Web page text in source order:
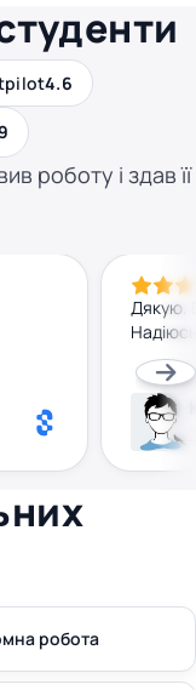
4.6
роботу і здав її
Дякую.
робота